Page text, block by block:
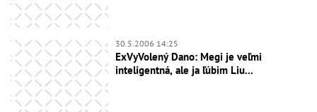
30.5.2006 14:25
ExVyVolený Dano: Megi je veľmi
inteligentná, ale ja ľúbim Liu...